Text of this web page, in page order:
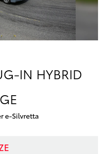
IN HYBRID
e-Silvretta